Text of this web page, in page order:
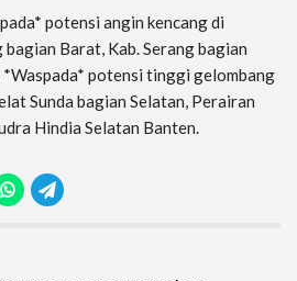
potensi angin kencang di
Barat, Kab. Serang bagian
potensi tinggi gelombang
Sunda bagian Selatan, Perairan
Hindia Selatan Banten.